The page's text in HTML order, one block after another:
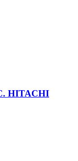
HITACHI